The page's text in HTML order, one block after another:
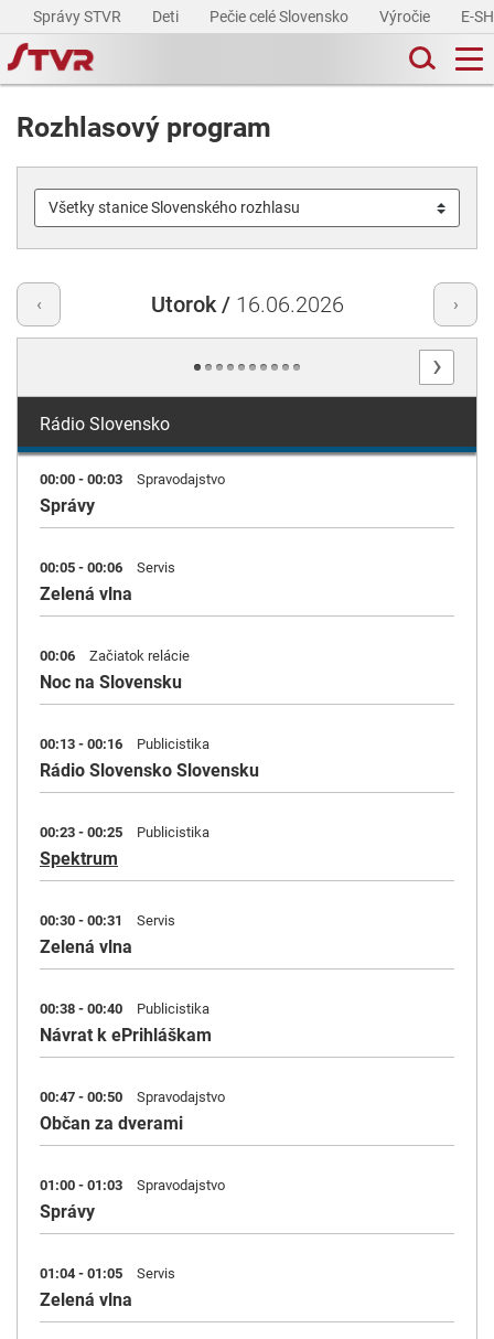
Správy STVR Deti Pečie celé Slovensko Výročie E-
Rozhlasový program
‹ Utorok / 16.06.2026 ›
›
Rádio Slovensko
00:00 - 00:03 Spravodajstvo
Správy
00:05 - 00:06 Servis
Zelená vlna
00:06 Začiatok relácie
Noc na Slovensku
00:13 - 00:16 Publicistika
Rádio Slovensko Slovensku
00:23 - 00:25 Publicistika
Spektrum
00:30 - 00:31 Servis
Zelená vlna
00:38 - 00:40 Publicistika
Návrat k ePrihláškam
00:47 - 00:50 Spravodajstvo
Občan za dverami
01:00 - 01:03 Spravodajstvo
Správy
01:04 - 01:05 Servis
Zelená vlna